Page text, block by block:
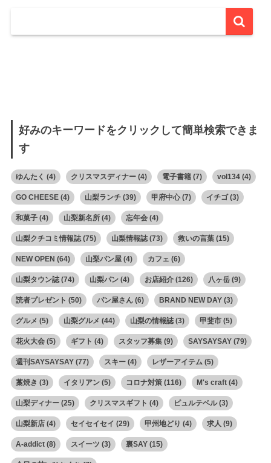
好みのキーワードをクリックして簡単検索できま
す
ゆんたく (4) クリスマスディナー(4) 電子書籍(7) vol134(4)
GO CHEESE(4) 山梨ランチ(39) 甲府中心(7) イチゴ(3)
和菓子(4) 山梨新名所(4) 忘年会(4)
山梨クチコミ情報誌(75) 山梨情報誌(73) 救いの言葉(15)
NEW OPEN (64) 山梨パン屋(4) カフェ (6)
山梨タウン誌(74) 山梨パン(4) お店紹介(126) 八ヶ岳(9)
読者プレゼント (50) パン屋さん(6) BRAND NEW DAY(3)
グルメ (5) 山梨グルメ (44) 山梨の情報誌(3) 甲斐市(5)
花火大会(5) ギフト (4) スタッフ募集(9) SAYSAYSAY(79)
週刊SAYSAYSAY(77) スキー(4) レザーアイテム (5)
藁焼き (3) イタリアン(5) コロナ対策(116) M's craft(4)
山梨ディナー(25) クリスマスギフト (4) ピュルテベル(3)
山梨新店(4) セイセイセイ (29) 甲州地どり (4) 求人 (9)
A-addict(8) スイーツ (3) 裏SAY(15)